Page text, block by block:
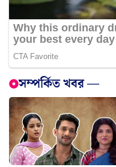
সম্পর্কিত খবর —